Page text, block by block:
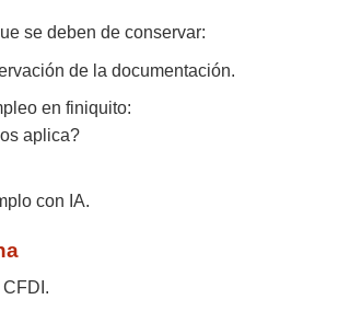
se deben de conservar:
de la documentación.
en finiquito:
aplica?
con IA.